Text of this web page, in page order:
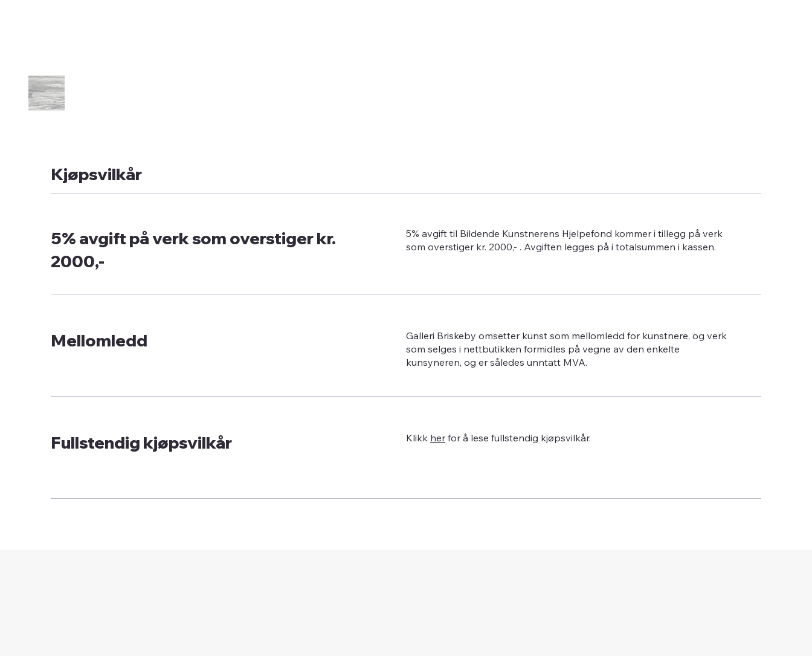
Kjøpsvilkår
5% avgift på verk som overstiger kr.
2000,-
5% avgift til Bildende Kunstnerens Hjelpefond kommer i tillegg på verk
som overstiger kr. 2000,- . Avgiften legges på i totalsummen i kassen.
Mellomledd
Galleri Briskeby omsetter kunst som mellomledd for kunstnere, og verk
som selges i nettbutikken formidles på vegne av den enkelte
kunsyneren, og er således unntatt MVA.
Fullstendig kjøpsvilkår Klikk her for å lese fullstendig kjøpsvilkår.